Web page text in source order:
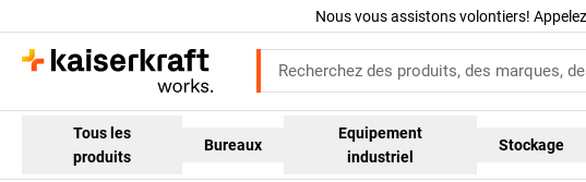
Nous vous assistons volontiers!
Tous les
produits
Bureaux
Equipement
industriel
Stockage